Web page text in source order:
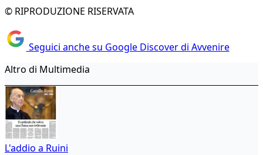
© RIPRODUZIONE RISERVATA
Seguici anche su Google Discover di Avvenire
Altro di Multimedia
L'addio a Ruini